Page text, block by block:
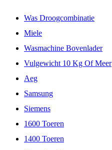
Was Droogcombinatie
Miele
Wasmachine Bovenlader
Vulgewicht 10 Kg Of Meer
Aeg
Samsung
Siemens
1600 Toeren
1400 Toeren